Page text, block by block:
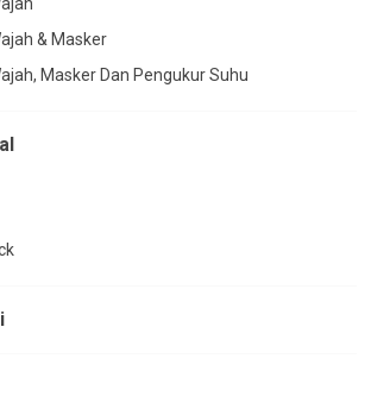
& Masker
Masker Dan Pengukur Suhu